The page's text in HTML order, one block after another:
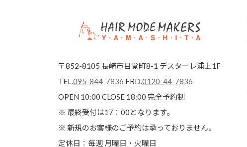
〒852-8105 長崎市目覚町8-1 デスターレ浦上1F
TEL.095-844-7836 FRD.0120-44-7836
OPEN 10:00 CLOSE 18:00 完全予約制
※ 最終受付は17：00となります。
※ 新規のお客様のご予約は承っておりません。
定休日：毎週 月曜日・火曜日